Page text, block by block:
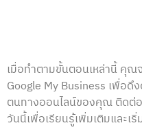
เมื่อทำตามขั้นตอนเหล่านี้ คุ
Google My Business เพื่อ
ตนทางออนไลน์ของคุณติดต่
วันนี้เพื่อเรียนรู้เพิ่มเติมและเริ่